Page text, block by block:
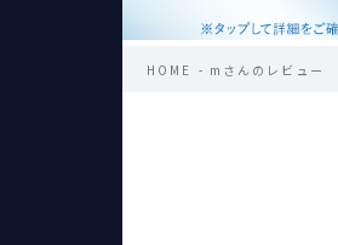
HOME mさんのレビュー